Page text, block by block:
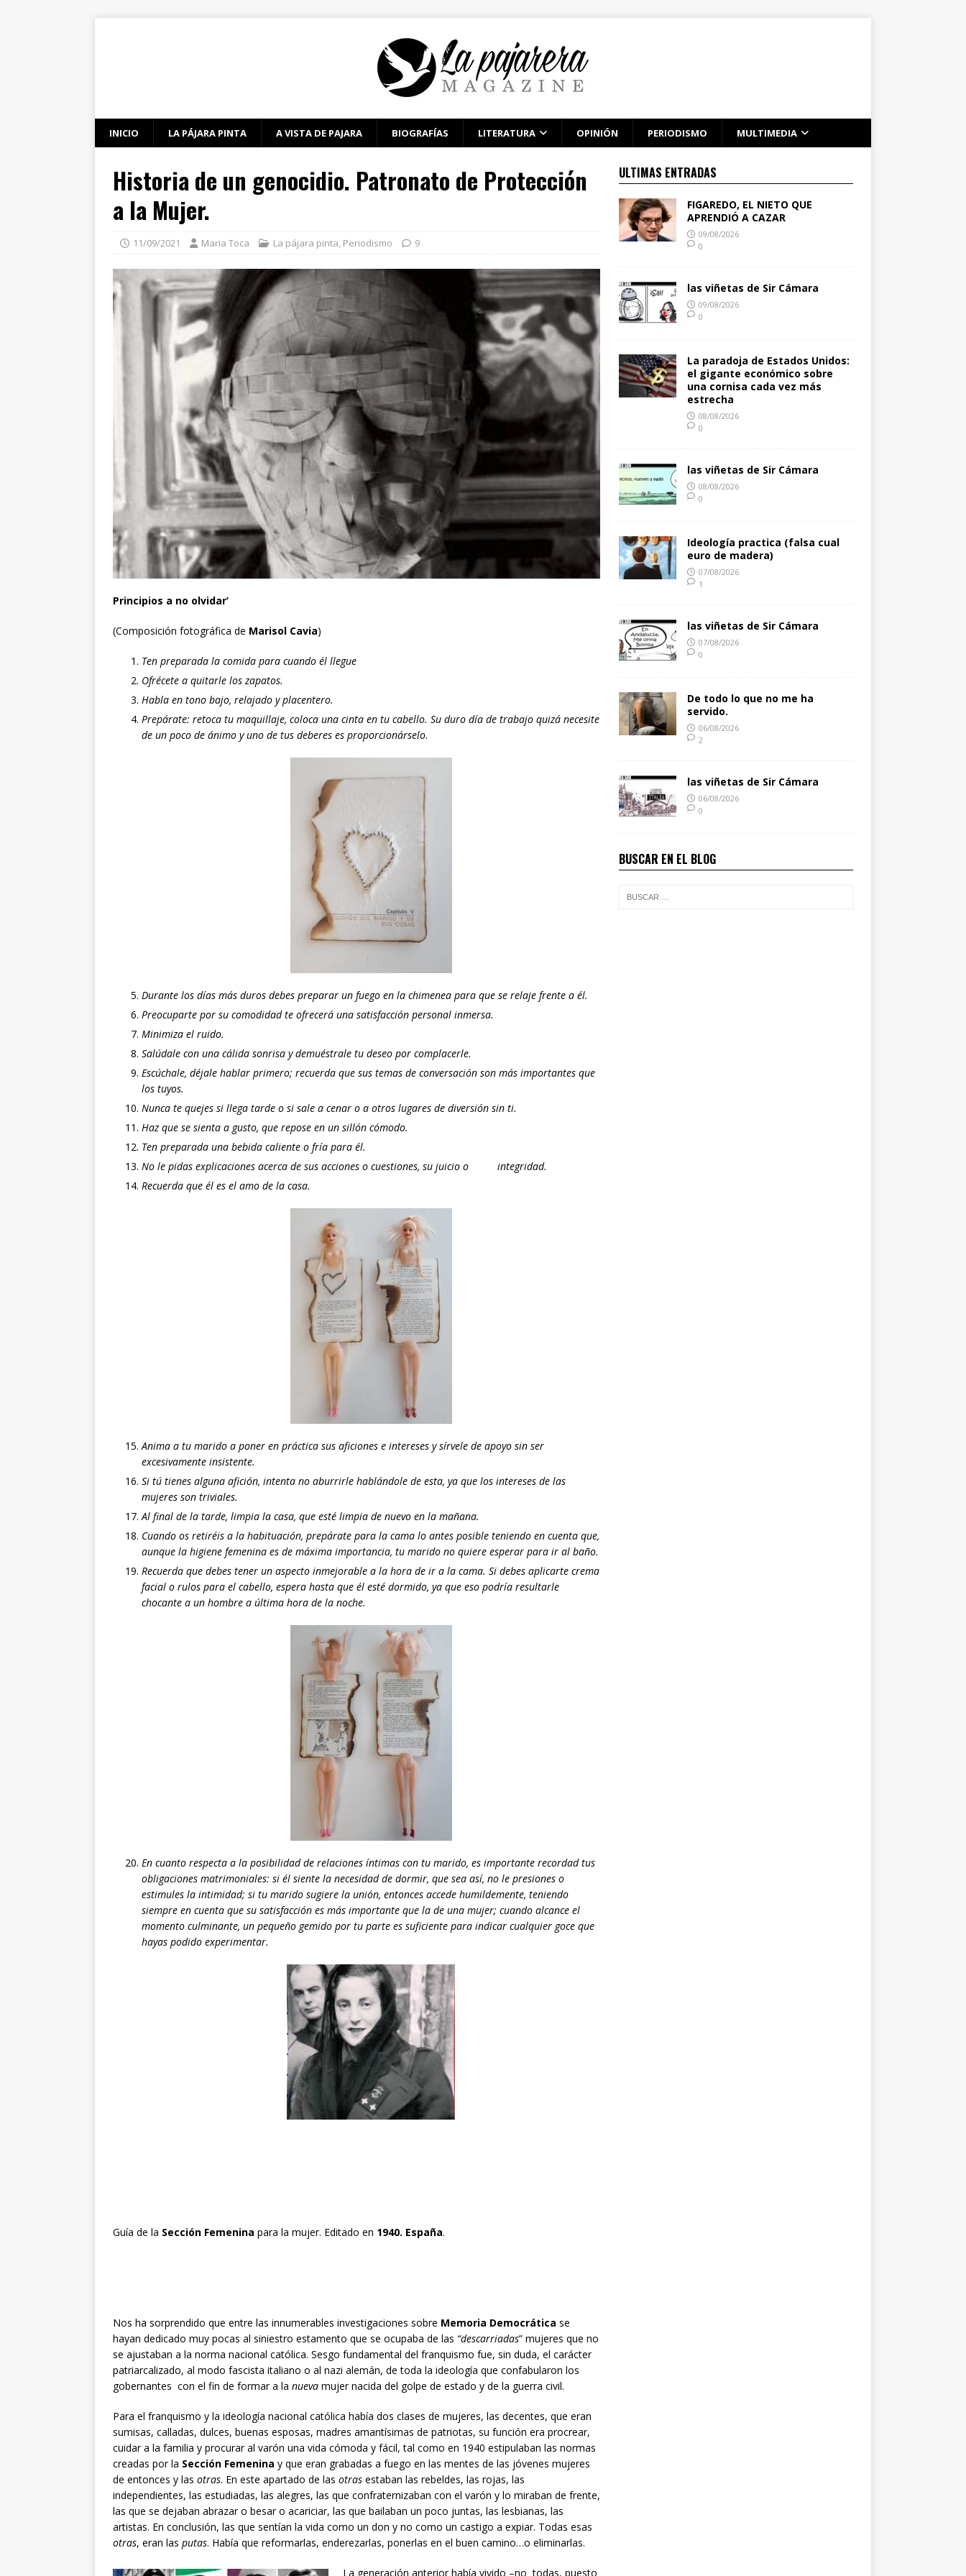
INICIO LA PÁJARA PINTA A VISTA DE PAJARA BIOGRAFÍAS LITERATURA OPINIÓN PERIODISMO MULTIMEDIA
Historia de un genocidio. Patronato de Protección
a la Mujer.
11/09/2021 Maria Toca La pájara pinta, Periodismo 9
Principios a no olvidar’
(Composición fotográfica de Marisol Cavia)
Ten preparada la comida para cuando él llegue
Ofrécete a quitarle los zapatos.
Habla en tono bajo, relajado y placentero.
Prepárate: retoca tu maquillaje, coloca una cinta en tu cabello. Su duro día de trabajo quizá necesite
de un poco de ánimo y uno de tus deberes es proporcionárselo.
Durante los días más duros debes preparar un fuego en la chimenea para que se relaje frente a él.
Preocuparte por su comodidad te ofrecerá una satisfacción personal inmersa.
Minimiza el ruido.
Salúdale con una cálida sonrisa y demuéstrale tu deseo por complacerle.
Escúchale, déjale hablar primero; recuerda que sus temas de conversación son más importantes que
los tuyos.
Nunca te quejes si llega tarde o si sale a cenar o a otros lugares de diversión sin ti.
Haz que se sienta a gusto, que repose en un sillón cómodo.
Ten preparada una bebida caliente o fría para él.
No le pidas explicaciones acerca de sus acciones o cuestiones, su juicio o integridad.
Recuerda que él es el amo de la casa.
Anima a tu marido a poner en práctica sus aficiones e intereses y sírvele de apoyo sin ser
excesivamente insistente.
Si tú tienes alguna afición, intenta no aburrirle hablándole de esta, ya que los intereses de las
mujeres son triviales.
Al final de la tarde, limpia la casa, que esté limpia de nuevo en la mañana.
Cuando os retiréis a la habituación, prepárate para la cama lo antes posible teniendo en cuenta que,
aunque la higiene femenina es de máxima importancia, tu marido no quiere esperar para ir al baño.
Recuerda que debes tener un aspecto inmejorable a la hora de ir a la cama. Si debes aplicarte crema
facial o rulos para el cabello, espera hasta que él esté dormido, ya que eso podría resultarle
chocante a un hombre a última hora de la noche.
En cuanto respecta a la posibilidad de relaciones íntimas con tu marido, es importante recordad tus
obligaciones matrimoniales: si él siente la necesidad de dormir, que sea así, no le presiones o
estimules la intimidad; si tu marido sugiere la unión, entonces accede humildemente, teniendo
siempre en cuenta que su satisfacción es más importante que la de una mujer; cuando alcance el
momento culminante, un pequeño gemido por tu parte es suficiente para indicar cualquier goce que
hayas podido experimentar.
Guía de la Sección Femenina para la mujer. Editado en 1940. España.
Nos ha sorprendido que entre las innumerables investigaciones sobre Memoria Democrática se
hayan dedicado muy pocas al siniestro estamento que se ocupaba de las “descarriadas” mujeres que no
se ajustaban a la norma nacional católica. Sesgo fundamental del franquismo fue, sin duda, el carácter
patriarcalizado, al modo fascista italiano o al nazi alemán, de toda la ideología que confabularon los
gobernantes con el fin de formar a la nueva mujer nacida del golpe de estado y de la guerra civil.
Para el franquismo y la ideología nacional católica había dos clases de mujeres, las decentes, que eran
sumisas, calladas, dulces, buenas esposas, madres amantísimas de patriotas, su función era procrear,
cuidar a la familia y procurar al varón una vida cómoda y fácil, tal como en 1940 estipulaban las normas
creadas por la Sección Femenina y que eran grabadas a fuego en las mentes de las jóvenes mujeres
de entonces y las otras. En este apartado de las otras estaban las rebeldes, las rojas, las
independientes, las estudiadas, las alegres, las que confraternizaban con el varón y lo miraban de frente,
las que se dejaban abrazar o besar o acariciar, las que bailaban un poco juntas, las lesbianas, las
artistas. En conclusión, las que sentían la vida como un don y no como un castigo a expiar. Todas esas
otras, eran las putas. Había que reformarlas, enderezarlas, ponerlas en el buen camino…o eliminarlas.
La generación anterior había vivido –no todas, puesto
ULTIMAS ENTRADAS
FIGAREDO, EL NIETO QUE
APRENDIÓ A CAZAR
09/08/2026
0
las viñetas de Sir Cámara
09/08/2026
0
La paradoja de Estados Unidos:
el gigante económico sobre
una cornisa cada vez más
estrecha
08/08/2026
0
las viñetas de Sir Cámara
08/08/2026
0
Ideología practica (falsa cual
euro de madera)
07/08/2026
1
las viñetas de Sir Cámara
07/08/2026
0
De todo lo que no me ha
servido.
06/08/2026
2
las viñetas de Sir Cámara
06/08/2026
0
BUSCAR EN EL BLOG